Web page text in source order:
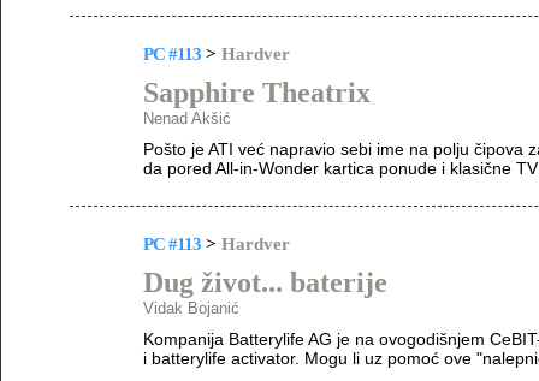
PC #113 > Hardver
Sapphire Theatrix
Nenad Akšić
Pošto je ATI već napravio sebi ime na polju čipova
da pored All-in-Wonder kartica ponude i klasične
PC #113 > Hardver
Dug život... baterije
Vidak Bojanić
Kompanija Batterylife AG je na ovogodišnjem
i batterylife activator. Mogu li uz pomoć ove